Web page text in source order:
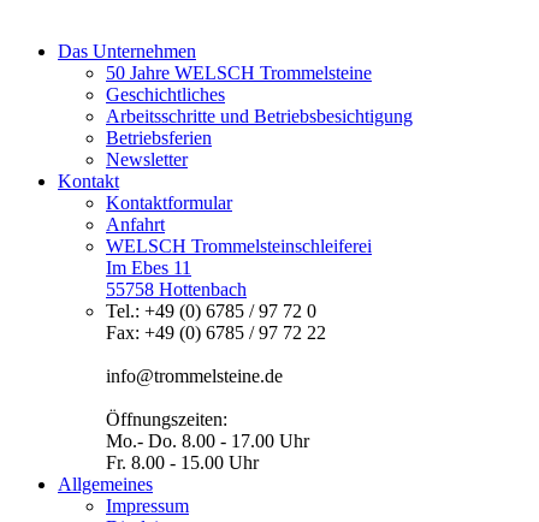
Das Unternehmen
50 Jahre WELSCH Trommelsteine
Geschichtliches
Arbeitsschritte und Betriebsbesichtigung
Betriebsferien
Newsletter
Kontakt
Kontaktformular
Anfahrt
WELSCH Trommelsteinschleiferei
Im Ebes 11
55758 Hottenbach
Tel.: +49 (0) 6785 / 97 72 0
Fax: +49 (0) 6785 / 97 72 22
info@trommelsteine.de
Öffnungszeiten:
Mo.- Do. 8.00 - 17.00 Uhr
Fr. 8.00 - 15.00 Uhr
Allgemeines
Impressum